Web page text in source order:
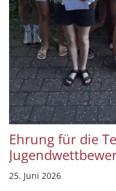
Ehrung für die
25. Juni 2026